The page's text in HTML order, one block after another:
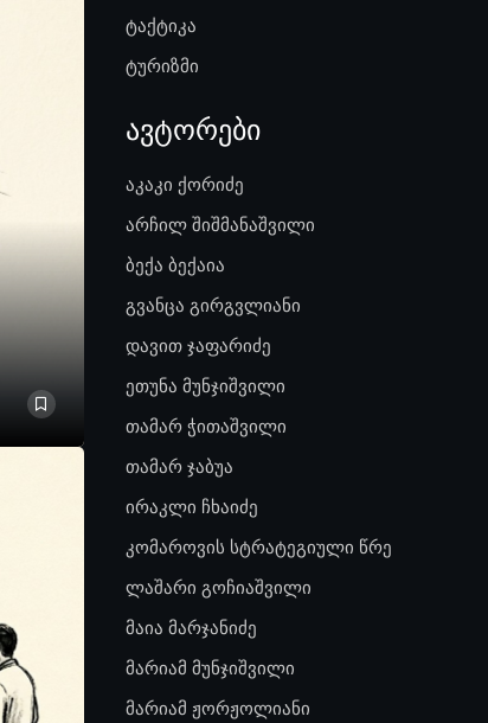
ტაქტიკა
ტურიზმი
ავტორები
აკაკი ქორიძე
არჩილ შიშმანაშვილი
ბექა ბექაია
გვანცა გირგვლიანი
დავით ჯაფარიძე
ეთუნა მუნჯიშვილი
თამარ ჭითაშვილი
თამარ ჯაბუა
ირაკლი ჩხაიძე
კომაროვის სტრატეგიული წრე
ლაშარი გოჩიაშვილი
მაია მარჯანიძე
მარიამ მუნჯიშვილი
მარიამ ჟორჟოლიანი